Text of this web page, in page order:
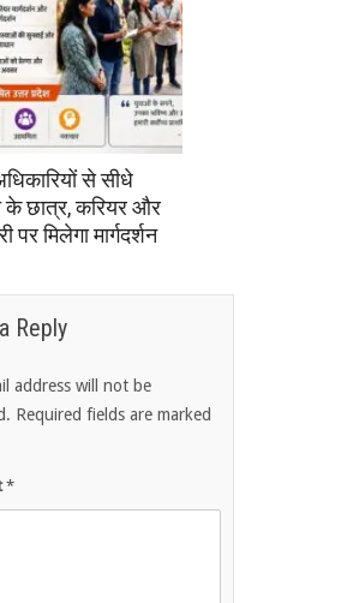
से सीधे
के छात्र, करियर और
पर मिलेगा मार्गदर्शन
Reply
address will not be
Required fields are marked
*